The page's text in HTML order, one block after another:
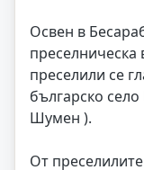
Освен в
преселническа
преселили се
българско
Шумен ).
От